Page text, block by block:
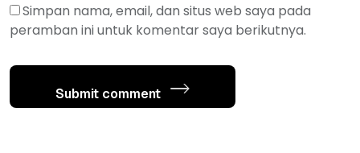
Simpan nama, email, dan situs web saya pada
peramban ini untuk komentar saya berikutnya.
Submit comment